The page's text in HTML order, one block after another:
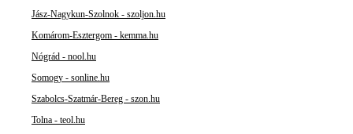
Jász-Nagykun-Szolnok - szoljon.hu
Komárom-Esztergom - kemma.hu
Nógrád - nool.hu
Somogy - sonline.hu
Szabolcs-Szatmár-Bereg - szon.hu
Tolna - teol.hu